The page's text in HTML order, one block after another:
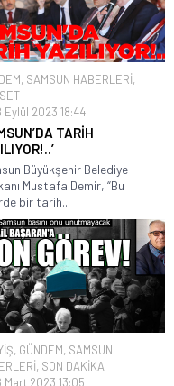
, SAMSUN HABERLERİ,
Eylül 2023 18:44
TARİH
Büyükşehir Belediye
Mustafa Demir, “Bu
bir tarih...
, GÜNDEM, SAMSUN
, SON DAKİKA
Mart 2023 13:05